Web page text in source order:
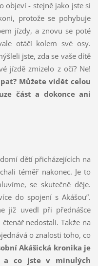
objeví - stejně jako jste si
protože se pohybuje
jízdy, a znovu se poté
otáčí kolem své osy.
jste, zda se vaše dítě
jízdě zmizelo z očí? Ne!
Můžete vidět celou
část a dokonce ani
dětí přicházejících na
téměř nakonec. Je to
se skutečně děje.
do spojení s Akášou”.
již uvedl při přednášce
nedostali. Takže na
o znalosti toho, co
Akášická kronika je
co jste v minulých